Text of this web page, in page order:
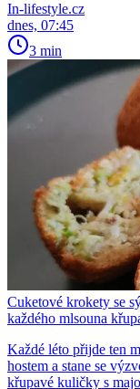
In-lifestyle.cz
dnes, 07:45
3 min
Cuketové krokety se
každého mlsouna
Každé léto přijde ten
hostem a stane se
křupavé kuličky s